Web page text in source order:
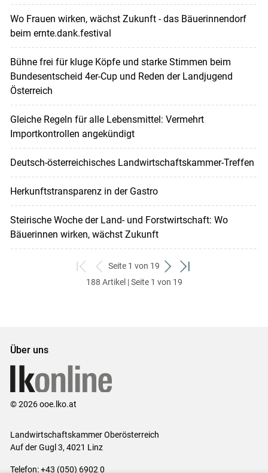
Wo Frauen wirken, wächst Zukunft - das Bäuerinnendorf
beim ernte.dank.festival
Bühne frei für kluge Köpfe und starke Stimmen beim
Bundesentscheid 4er-Cup und Reden der Landjugend
Österreich
Gleiche Regeln für alle Lebensmittel: Vermehrt
Importkontrollen angekündigt
Deutsch-österreichisches Landwirtschaftskammer-Treffen
Herkunftstransparenz in der Gastro
Steirische Woche der Land- und Forstwirtschaft: Wo
Bäuerinnen wirken, wächst Zukunft
zum
ersten
zurück
zum
Seite 1 von 19
weiter
zum
zum
188 Artikel | Seite 1 von 19
Über uns
© 2026 ooe.lko.at
Landwirtschaftskammer Oberösterreich
Auf der Gugl 3, 4021 Linz
Telefon: +43 (050) 6902 0